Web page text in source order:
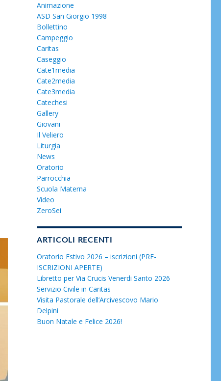
Animazione
ASD San Giorgio 1998
Bollettino
Campeggio
Caritas
Caseggio
Cate1media
Cate2media
Cate3media
Catechesi
Gallery
Giovani
Il Veliero
Liturgia
News
Oratorio
Parrocchia
Scuola Materna
Video
ZeroSei
ARTICOLI RECENTI
Oratorio Estivo 2026 – iscrizioni (PRE-
ISCRIZIONI APERTE)
Libretto per Via Crucis Venerdi Santo 2026
Servizio Civile in Caritas
Visita Pastorale dell’Arcivescovo Mario
Delpini
Buon Natale e Felice 2026!